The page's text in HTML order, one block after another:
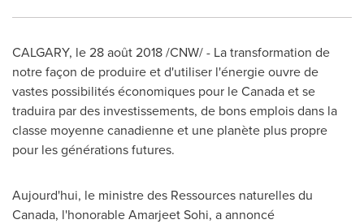
CALGARY, le 28 août 2018 /CNW/ - La transformation de
notre façon de produire et d'utiliser l'énergie ouvre de
vastes possibilités économiques pour le Canada et se
traduira par des investissements, de bons emplois dans la
classe moyenne canadienne et une planète plus propre
pour les générations futures.
Aujourd'hui, le ministre des Ressources naturelles du
Canada, l'honorableAmarjeet Sohi, a annoncé